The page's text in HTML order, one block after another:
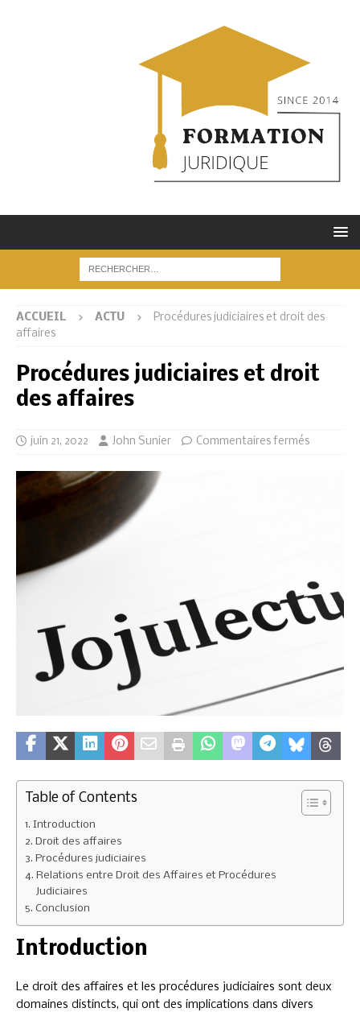
ACCUEIL ACTU
Procédures judiciaires et droit des
affaires
Procédures judiciaires et droit
des affaires
juin 21, 2022 John Sunier Commentaires fermés
Table of Contents
Introduction
Droit des affaires
Procédures judiciaires
Relations entre Droit des Affaires et Procédures
Judiciaires
Conclusion
Introduction
Le droit des affaires et les procédures judiciaires sont deux
domaines distincts, qui ont des implications dans divers